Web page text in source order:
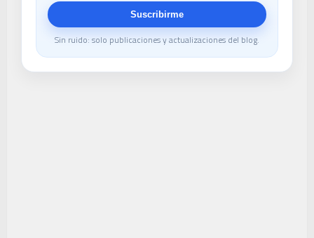
Suscribirme
Sin ruido: solo publicaciones y actualizaciones del blog.